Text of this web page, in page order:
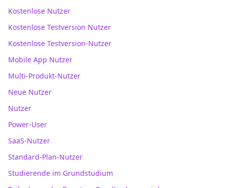
Kostenlose Nutzer
Kostenlose Testversion Nutzer
Kostenlose Testversion-Nutzer
Mobile App Nutzer
Multi-Produkt-Nutzer
Neue Nutzer
Nutzer
Power-User
SaaS-Nutzer
Standard-Plan-Nutzer
Studierende im Grundstudium